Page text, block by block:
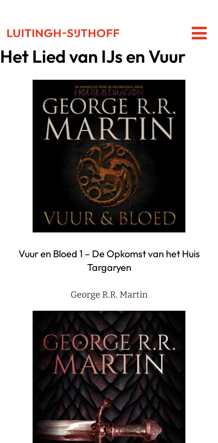
Het Lied van IJs en Vuur
Vuur en Bloed 1 – De Opkomst van het Huis
Targaryen
George R.R. Martin